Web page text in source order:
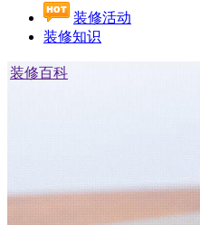
装修活动
装修知识
装修百科